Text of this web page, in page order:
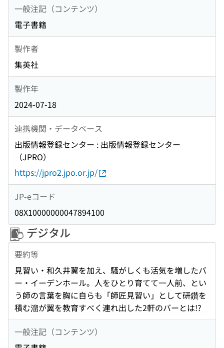
一般注記（コンテンツ）
電子書籍
製作者
集英社
製作年
2024-07-18
連携機関・データベース
出版情報登録センター : 出版情報登録センター
（JPRO）
https://jpro2.jpo.or.jp/
JP-eコード
08X10000000047894100
デジタル
要約等
見習い・和久井翼を加え、騒がしくも活気を増したバ
ー・イーデンホール。人をひとり育てて一人前、とい
う師の言葉を胸に自らも「師匠見習い」として研鑽を
積む溜が翼を教育すべく連れ出した2軒のバーとは!?
一般注記（コンテンツ）